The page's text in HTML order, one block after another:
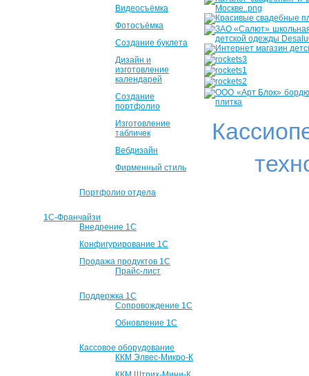
Видеосъёмка
Фотосъёмка
Создание буклета
Дизайн и
изготовление
календарей
Создание
портфолио
Изготовление
табличек
Вебдизайн
Фирменный стиль
Портфолио отдела
1С-Франчайзи
Внедрение 1С
Конфигурирование 1С
Продажа продуктов 1С
Прайс-лист
Поддержка 1С
Сопровождение 1С
Обновление 1С
Кассовое оборудование
ККМ Элвес-Микро-К